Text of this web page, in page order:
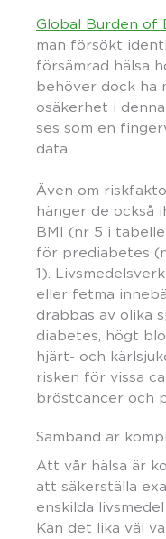
Global Burden of
man försökt
försämrad hälsa
behöver dock ha
osäkerhet i
ses som en
data.
Även om
hänger de också
BMI (nr 5 i
för prediabetes
1).
eller fetma
drabbas av olika
diabetes, högt
hjärt- och
risken för vissa
bröstcancer och
Samband är
Att vår hälsa är
att säkerställa
enskilda
Kan det lika väl